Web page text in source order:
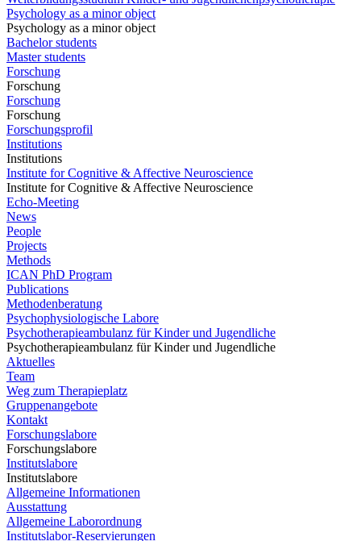
Psychology as a minor object
Psychology as a minor object
Bachelor students
Master students
Forschung
Forschung
Forschung
Forschung
Forschungsprofil
Institutions
Institutions
Institute for Cognitive & Affective Neuroscience
Institute for Cognitive & Affective Neuroscience
Echo-Meeting
News
People
Projects
Methods
ICAN PhD Program
Publications
Methodenberatung
Psychophysiologische Labore
Psychotherapieambulanz für Kinder und Jugendliche
Psychotherapieambulanz für Kinder und Jugendliche
Aktuelles
Team
Weg zum Therapieplatz
Gruppenangebote
Kontakt
Forschungslabore
Forschungslabore
Institutslabore
Institutslabore
Allgemeine Informationen
Ausstattung
Allgemeine Laborordnung
Institutslabor-Reservierungen